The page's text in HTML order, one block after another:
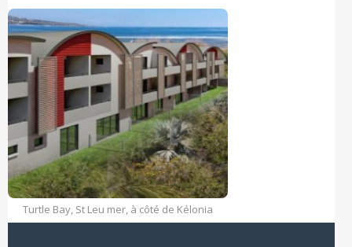
Turtle Bay, St Leu mer, à côté de Kélonia
La Palmeraie La saline Les bains Uniquement
9 appts de grand standing